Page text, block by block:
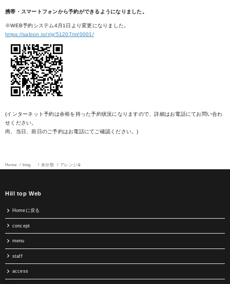
携帯・スマートフォンから予約ができるようになりました。
※WEB予約システム4月1日より変更になりました。
https://saloon.to/r/g/51207/m/0001/
(インターネット予約は余裕を持った予約状況になりますので、詳細はお電話にてお問い合わ
せください。
尚、当日、前日のご予約はお電話にてご確認ください。)
Home blog 未分類 アレンジ☺︎
Hill top Web
Homeに戻る
concept
menu
staff
access